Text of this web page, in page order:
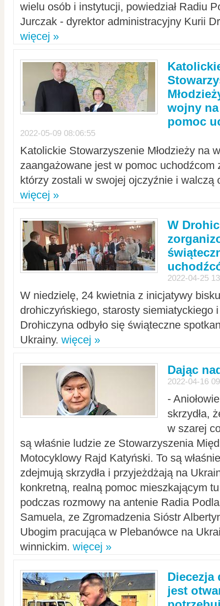
wielu osób i instytucji, powiedział Radiu
Jurczak - dyrektor administracyjny Kurii
więcej »
wojny
pomoc
2022-05-09 08:06:55
Katolickie Stowarzyszenie Młodzieży na
zaangażowane jest w pomoc uchodźcom
którzy zostali w swojej ojczyźnie i walczą
więcej »
W
2022-04-25
W niedzielę, 24 kwietnia z inicjatywy
drohiczyńskiego, starosty siemiatyckiego
Drohiczyna odbyło się świąteczne
Ukrainy. więcej »
Dając
2022-04-16
-
skrzydła,
w szarej
są właśnie ludzie ze Stowarzyszenia
Motocyklowy Rajd Katyński. To są
zdejmują skrzydła i przyjeżdżają na
konkretną, realną pomoc mieszkającym
podczas rozmowy na antenie Radia
Samuela, ze Zgromadzenia Sióstr
Ubogim pracująca w Plebanówce na
winnickim. więcej »
Diecezja
jest